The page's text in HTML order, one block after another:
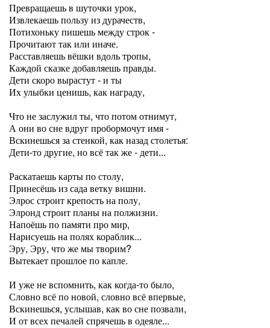
Превращаешь в шуточки урок,
Извлекаешь пользу из дурачеств,
Потихоньку пишешь между строк -
Прочитают так или иначе.
Расставляешь вёшки вдоль тропы,
Каждой сказке добавляешь правды.
Дети скоро вырастут - и ты
Их улыбки ценишь, как награду,
Что не заслужил ты, что потом отнимут,
А они во сне вдруг пробормочут имя -
Вскинешься за стенкой, как назад столетья:
Дети-то другие, но всё так же - дети...
Раскатаешь карты по столу,
Принесёшь из сада ветку вишни.
Элрос строит крепость на полу,
Элронд строит планы на полжизни.
Напоёшь по памяти про мир,
Нарисуешь на полях кораблик...
Эру, Эру, что же мы творим?
Вытекает прошлое по капле.
И уже не вспомнить, как когда-то было,
Словно всё по новой, словно всё впервые,
Вскинешься, услышав, как во сне позвали,
И от всех печалей спрячешь в одеяле...